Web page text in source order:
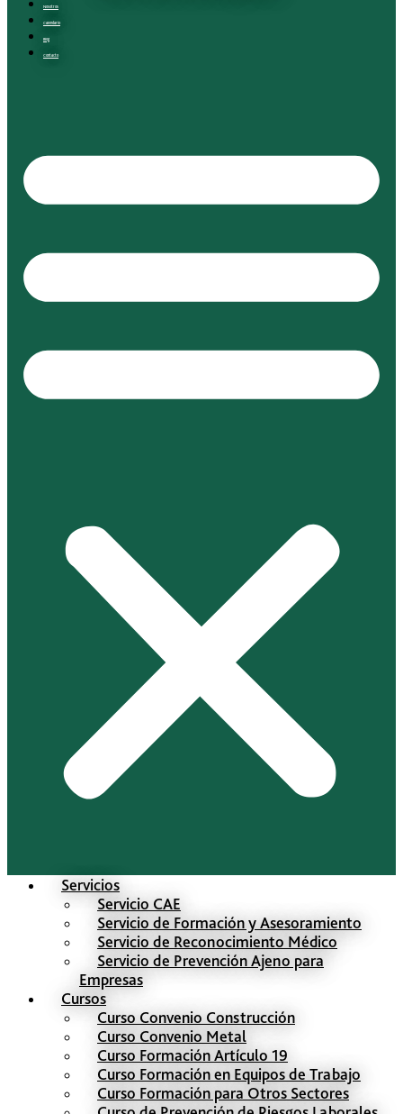
Nosotros
Calendario
Blog
Contacto
Servicios
Servicio CAE
Servicio de Formación y Asesoramiento
Servicio de Reconocimiento Médico
Servicio de Prevención Ajeno para
Empresas
Cursos
Curso Convenio Construcción
Curso Convenio Metal
Curso Formación Artículo 19
Curso Formación en Equipos de Trabajo
Curso Formación para Otros Sectores